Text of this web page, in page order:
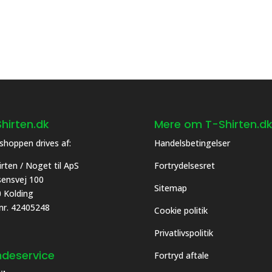
drives af:
/ Noget til ApS
100
Kolding
42405248
Mere om T-Shirten.dk
Handelsbetingelser
Fortrydelsesret
Sitemap
Cookie politik
Privatlivspolitik
Fortryd aftale